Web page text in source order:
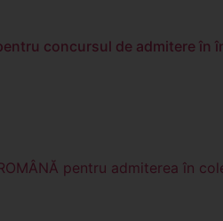
concursul de admitere